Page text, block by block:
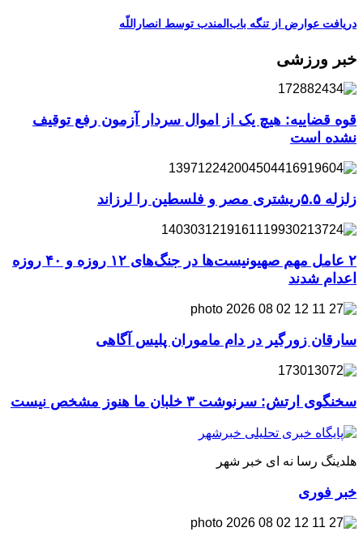
دریافت عوارض از تنگه باب‌المندب توسط انصاراللّه
خبر ورزشی
قوه قضاییه: هیچ یک از اموال سردار آزمون رفع توقیف
نشده است
زلزله ۵.۵ریشتری مصر و فلسطین را لرزاند
۲ عامل مهم صهیونیست‌ها در جنگ‌های ۱۲ روزه و ۴۰ روزه
اعدام شدند
سارقان زورگیر در دام ماموران پلیس آگاهی
سخنگوی ارتش: سرنوشت ۳ خلبان ما هنوز مشخص نیست
هلدینگ رسا نه ای خبر شهر
خبر فوری